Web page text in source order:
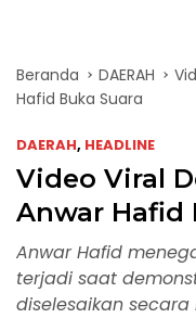
Beranda DAERAH
Hafid Buka Suara
DAERAH, HEADLINE
Video Viral
Anwar Hafid
Anwar Hafid
terjadi saat
diselesaikan